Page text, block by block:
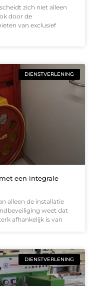
zich niet alleen
door de
van exclusief
DIENSTVERLENING
een integrale
alleen de installatie
weet dat
afhankelijk is van
DIENSTVERLENING